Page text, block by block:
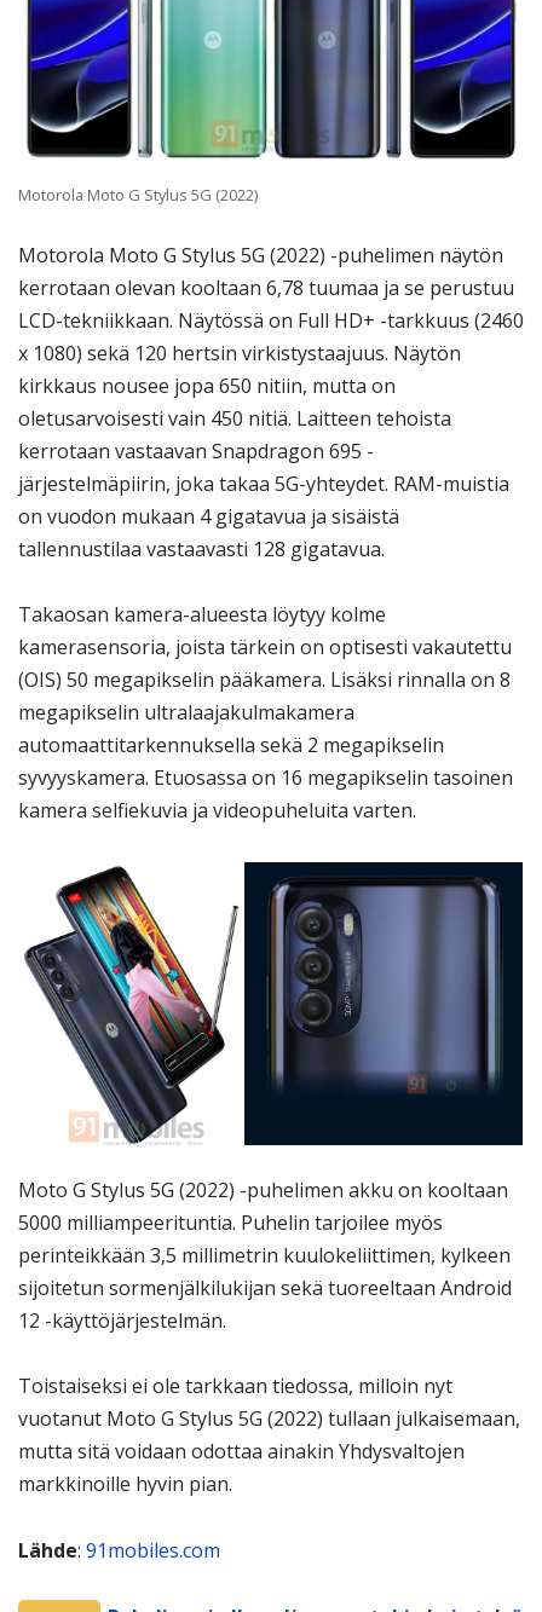
Motorola Moto G Stylus 5G (2022)
Motorola Moto G Stylus 5G (2022) -puhelimen näytön
kerrotaan olevan kooltaan 6,78 tuumaa ja se perustuu
LCD-tekniikkaan. Näytössä on Full HD+ -tarkkuus (2460
x 1080) sekä 120 hertsin virkistystaajuus. Näytön
kirkkaus nousee jopa 650 nitiin, mutta on
oletusarvoisesti vain 450 nitiä. Laitteen tehoista
kerrotaan vastaavan Snapdragon 695 -
järjestelmäpiirin, joka takaa 5G-yhteydet. RAM-muistia
on vuodon mukaan 4 gigatavua ja sisäistä
tallennustilaa vastaavasti 128 gigatavua.
Takaosan kamera-alueesta löytyy kolme
kamerasensoria, joista tärkein on optisesti vakautettu
(OIS) 50 megapikselin pääkamera. Lisäksi rinnalla on 8
megapikselin ultralaajakulmakamera
automaattitarkennuksella sekä 2 megapikselin
syvyyskamera. Etuosassa on 16 megapikselin tasoinen
kamera selfiekuvia ja videopuheluita varten.
Moto G Stylus 5G (2022) -puhelimen akku on kooltaan
5000 milliampeerituntia. Puhelin tarjoilee myös
perinteikkään 3,5 millimetrin kuulokeliittimen, kylkeen
sijoitetun sormenjälkilukijan sekä tuoreeltaan Android
12 -käyttöjärjestelmän.
Toistaiseksi ei ole tarkkaan tiedossa, milloin nyt
vuotanut Moto G Stylus 5G (2022) tullaan julkaisemaan,
mutta sitä voidaan odottaa ainakin Yhdysvaltojen
markkinoille hyvin pian.
Lähde: 91mobiles.com